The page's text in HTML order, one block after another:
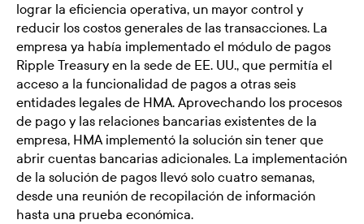
lograr la eficiencia operativa, un mayor control y
reducir los costos generales de las transacciones. La
empresa ya había implementado el módulo de pagos
Ripple Treasury en la sede de EE. UU., que permitía el
acceso a la funcionalidad de pagos a otras seis
entidades legales de HMA. Aprovechando los procesos
de pago y las relaciones bancarias existentes de la
empresa, HMA implementó la solución sin tener que
abrir cuentas bancarias adicionales. La implementación
de la solución de pagos llevó solo cuatro semanas,
desde una reunión de recopilación de información
hasta una prueba económica.